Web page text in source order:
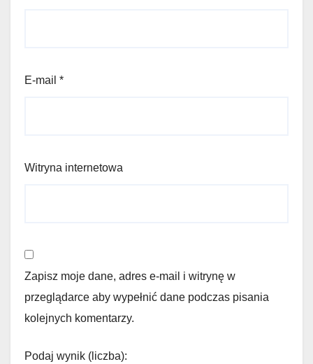
E-mail *
Witryna internetowa
Zapisz moje dane, adres e-mail i witrynę w
przeglądarce aby wypełnić dane podczas pisania
kolejnych komentarzy.
Podaj wynik (liczba):